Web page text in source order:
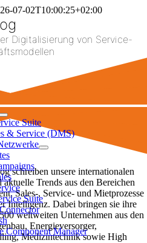
Suite
& Service (DMS)
Suite
Component Manager
07-02T10:00:25+02:00
Digitalisierung von Service-
schreiben unsere internationalen
Trends aus den Bereichen
Sales-, Service- und Mietprozesse
Intelligenz. Dabei bringen sie ihre
weltweiten Unternehmen aus den
Energieversorger,
Medizintechnik sowie High